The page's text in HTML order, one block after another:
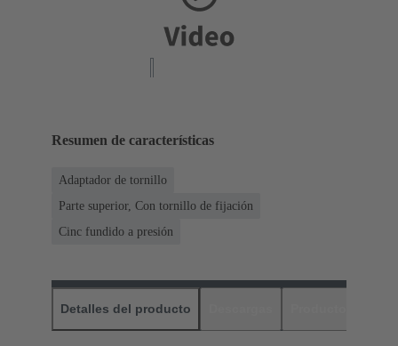
Resumen de características
Adaptador de tornillo
Parte superior, Con tornillo de fijación
Cinc fundido a presión
Detalles del producto